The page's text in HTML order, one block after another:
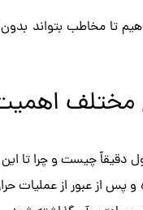
تا مخاطب بتواند
دقیقاً چیست و چرا تا
پس از عبور از عملیات